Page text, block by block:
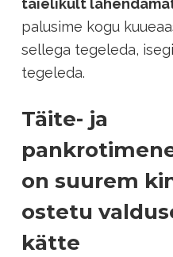
täielikult
palusime kogu
sellega tegeleda,
tegeleda.
Täite- ja
on suurem
ostetu
kätte